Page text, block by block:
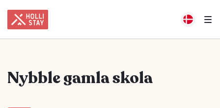
Nybble gamla skola